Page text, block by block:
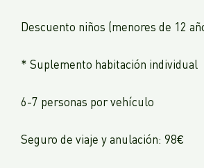
Descuento niños (menores de 12
* Suplemento habitación individual
6-7 personas por vehículo
Seguro de viaje y anulación: 98€